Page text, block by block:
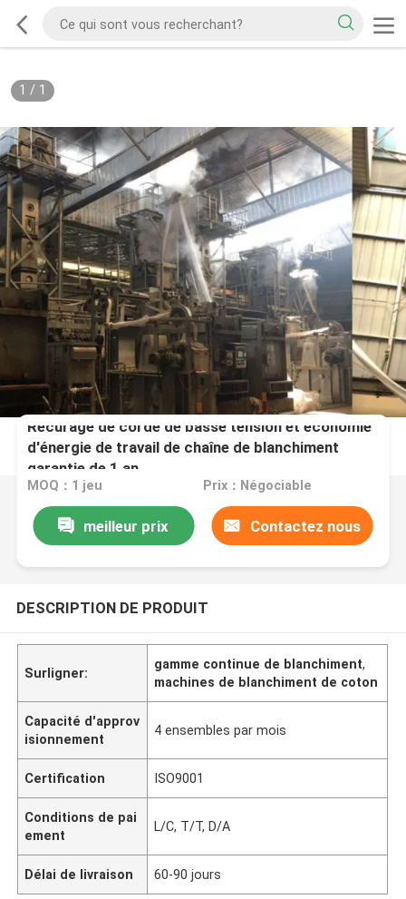
1 / 1
Récurage de corde de basse tension et économie
d'énergie de travail de chaîne de blanchiment
garantie de 1 an
MOQ：1 jeu Prix：Négociable
meilleur prix Contactez nous
DESCRIPTION DE PRODUIT
Surligner:
gamme continue de blanchiment,
machines de blanchiment de coton
Capacité d'approv
isionnement
4 ensembles par mois
Certification ISO9001
Conditions de pai
ement
L/C, T/T, D/A
Délai de livraison 60-90 jours